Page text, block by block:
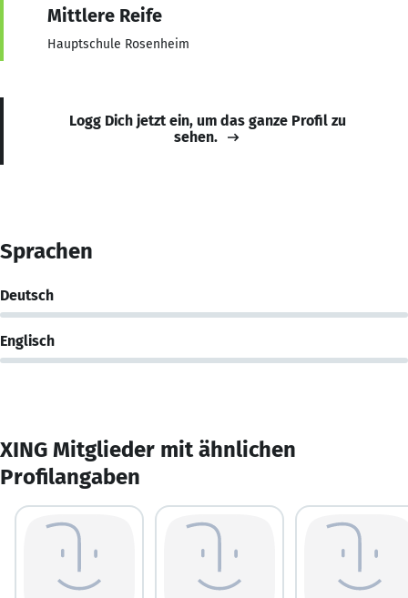
Mittlere Reife
Hauptschule Rosenheim
Logg Dich jetzt ein, um das ganze Profil zu
sehen.
Sprachen
Deutsch
Englisch
XING Mitglieder mit ähnlichen
Profilangaben